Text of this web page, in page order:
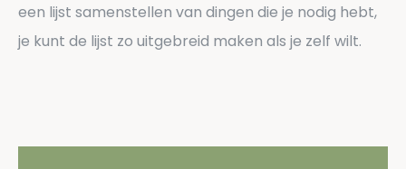
een lijst samenstellen van dingen die je nodig hebt,
je kunt de lijst zo uitgebreid maken als je zelf wilt.